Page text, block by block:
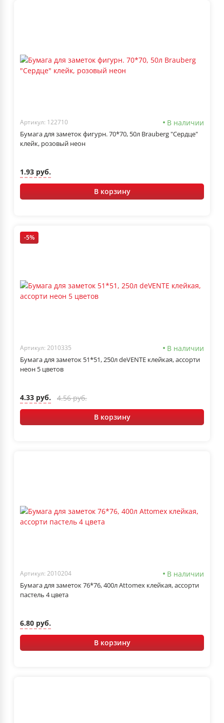
Артикул: 122710 В наличии
Бумага для заметок фигурн. 70*70, 50л Brauberg "Сердце"
клейк, розовый неон
1.93 руб.
В корзину
-5%
Артикул: 2010335 В наличии
Бумага для заметок 51*51, 250л deVENTE клейкая, ассорти
неон 5 цветов
4.33 руб.
4.56 руб.
В корзину
Артикул: 2010204 В наличии
Бумага для заметок 76*76, 400л Attomex клейкая, ассорти
пастель 4 цвета
6.80 руб.
В корзину